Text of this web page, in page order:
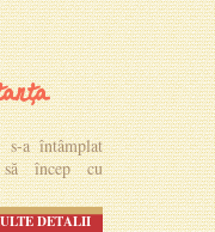
s-a întâmplat
încep cu
DETALII